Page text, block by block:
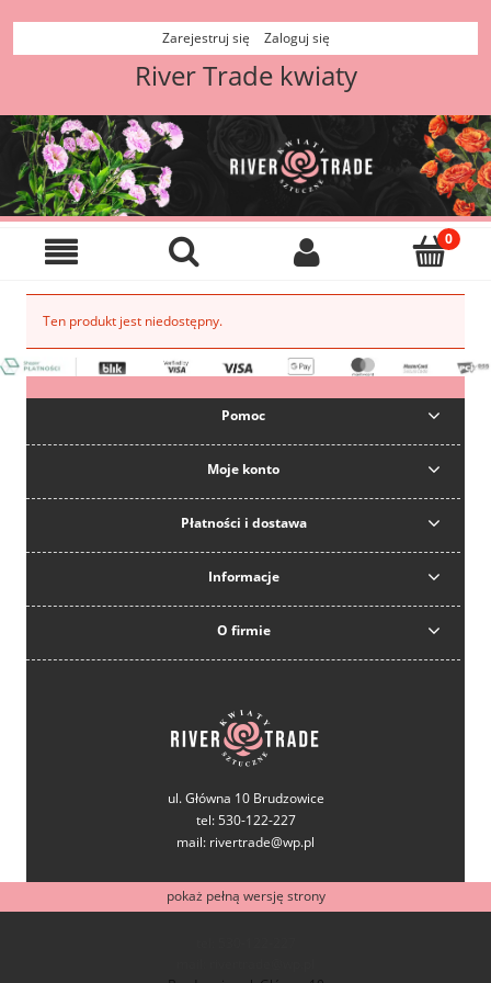
Zarejestruj się Zaloguj się
River Trade kwiaty
Ten produkt jest niedostępny.
Pomoc
Moje konto
Płatności i dostawa
Informacje
O firmie
ul. Główna 10 Brudzowice
tel: 530-122-227
mail: rivertrade@wp.pl
pokaż pełną wersję strony